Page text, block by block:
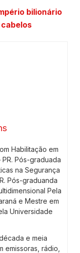
bilionário
Habilitação em
Pós-graduada
na Segurança
Pós-graduanda
Pela
e Mestre em
Universidade
e meia
emissoras, rádio,